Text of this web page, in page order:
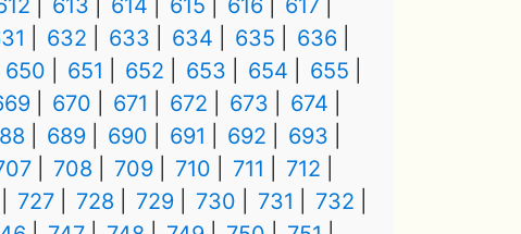
613 614 615 616
617
632 633 634 635
636
650 651 652 653 654
655
670 671 672 673
674
689 690 691 692
693
708 709 710 711
712
727 728 729 730 731
732